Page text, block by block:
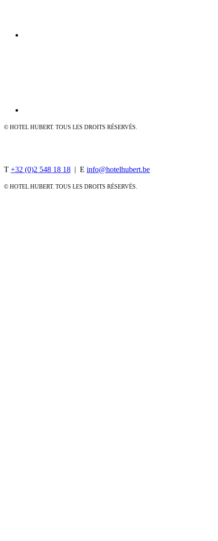
© HOTEL HUBERT. TOUS LES DROITS RÉSERVÉS.
T +32 (0)2 548 18 18 | E info@hotelhubert.be
© HOTEL HUBERT. TOUS LES DROITS RÉSERVÉS.